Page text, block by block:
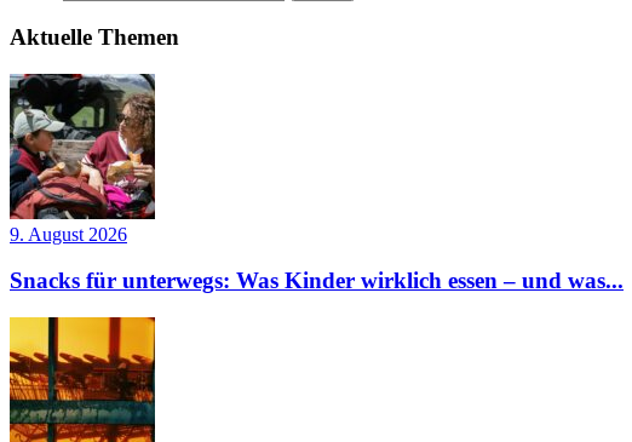
Aktuelle Themen
9. August 2026
Snacks für unterwegs: Was Kinder wirklich essen – und was...